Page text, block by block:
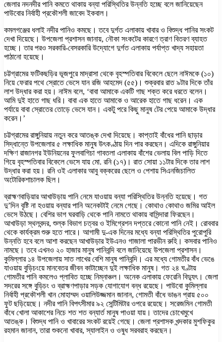
জেলার নদনদীর পানি কমতে থাকায় বন্যা পরিস্থিতির উন্নতি হচ্ছে বলে জানিয়েছেন
পাউবোর নির্বাহী প্রকৌশলী জাবেদ ইকবাল।
কমলগঞ্জের ধলাই নদীর পানিও কমছে। তবে দুর্গত এলাকায় খাবার ও বিশুদ্ধ পানির সংকট
দেখা দিয়েছে। উপজেলা প্রশাসন জানায়, নৌকা সংকটের কারণে ত্রাণ বিতরণ ব্যাহত
হচ্ছে। তার পরও সরকারি-বেসরকারি উদ্যোগে দুর্গত এলাকায় পর্যাপ্ত খাদ্য সহায়তা
পাঠানো হয়েছে।
চট্টগ্রামের ফটিকছড়ির ভূজপুরে মাদ্রাসা থেকে বৃহস্পতিবার বিকেলে ছেলে নাঈমকে (১০)
নিয়ে ফেরার পথে স্রোতে ভেসে যান রজি আহমেদ (৫৫)। শুক্রবার রাত ৯টার দিকে তাঁর
লাশ উদ্ধার করা হয়। নাঈম বলে, ‘বাবা আমাকে একটি গাছ শক্ত করে ধরতে বলেন।
আমি দুই হাতে গাছ ধরি। বাবা এক হাতে আমাকে ও আরেক হাতে গাছ ধরেন। এক
পর্যায়ে বাবা স্রোতের তোড়ে ভেসে যান। একটু পরে কিছু মানুষ টের পেয়ে আমাকে উদ্ধার
করেন।’
চট্টগ্রামের রাঙ্গুনিয়ায় নতুন করে আতঙ্ক দেখা দিয়েছে। কাপ্তাই বাঁধের পানি ছাড়ার
সিদ্ধান্তে উপজেলার ৫ লক্ষাধিক মানুষ উৎকণ্ঠায় দিন পার করছেন। এদিকে রাঙ্গুনিয়ার
দক্ষিণ রাজানগর ইউনিয়নের ফুলবাগিচা গাবতলা এলাকায় বাঁশের ভেলায় বিল পাড়ি দিতে
গিয়ে বৃহস্পতিবার বিকেলে ভেসে যায় মো. রনি (১৭)। রাত সোয়া ১১টার দিকে তার লাশ
উদ্ধার করা হয়। রনি ওই এলাকার আবু বক্করের ছেলে ও পেশায় সিএনজিচালিত
অটোরিকশাচালক ছিল।
ব্রাহ্মণবাড়িয়ার আখাউড়ায় পানি নেমে যাওয়ায় বন্যা পরিস্থিতির উন্নতি হয়েছে। গত
দু’দিন বৃষ্টি না হওয়ায় বন্যার পানি অনেকটাই নেমে গেছে। কোথাও কোথাও জমির আইল
ভেসে উঠছে। বেশির ভাগ ঘরবাড়ি থেকে পানি নামতে থাকায় বাসিন্দারা ফিরছেন।
আখাউড়া স্থলবন্দর, শুল্ক বিভাগ চত্বর ও ইমিগ্রেশন দপ্তরে কোনো পানি নেই। রোববার
থেকে কার্যক্রম শুরু হতে পারে। আগামী দু-এক দিনের মধ্যে বন্যা পরিস্থিতির পুরোপুরি
উন্নতি হবে বলে আশা করছেন আখাউড়ার ইউএনও গাজালা পারভীন রুহি। কসবার পানিও
নামছে। তবে এখনও ২০ হাজার মানুষ পানিবন্দি বলে জানিয়েছে উপজেলা প্রশাসন।
কুমিল্লার ১৪ উপজেলায় সাত লাখের বেশি মানুষ পানিবন্দি। এর মধ্যে গোমতীর বাঁধ ভেঙে
যাওয়ায় বুড়িচংয়ে মানবেতর জীবন কাটাচ্ছেন দুই লক্ষাধিক মানুষ। গত ২৪ ঘণ্টায়
গোমতীর পানি কমলেও প্লাবিত হচ্ছে নিম্নাঞ্চল। অনেক এলাকায় ফেরেনি বিদ্যুৎ। জেলা
সদরের সঙ্গে বুড়িচং ও ব্রাহ্মণপাড়ার সড়ক যোগাযোগ বন্ধ রয়েছে। পাউবো কুমিল্লার
নির্বাহী প্রকৌশলী খান মোহাম্মদ ওয়ালিউজ্জমান জানান, গোমতী বাঁধে ভাঙন প্রায় ৫০০
ফুট ছড়িয়েছে। নদীর পানি বিপৎসীমার ৯২ সেন্টিমিটার ওপরে রয়েছে। সরেজমিন গোমতী
বাঁধে খোলা আকাশের নিচে শত শত বন্যার্ত মানুষ পাওয়া যায়। তাদের চোখেমুখে
আতঙ্ক। বিশুদ্ধ পানি ও খাবারের সংকট রয়েই গেছে। জেলা প্রশাসক খন্দকার মুশফিকুর
রহমান জানান, তারা শুকনো খাবার, স্যালাইন ও ওষুধ সরবরাহ করছেন।